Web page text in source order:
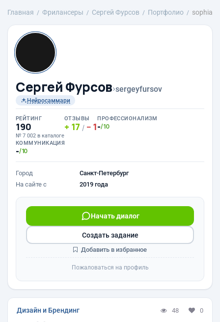
Главная Фрилансеры Сергей Фурсов Портфолио sophia
Сергей Фурсов›sergeyfursov
Нейросаммари
РЕЙТИНГ
190
№ 7 002 в каталоге
ОТЗЫВЫ
17 / 1
ПРОФЕССИОНАЛИЗМ
-/10
КОММУНИКАЦИЯ
-/10
Город
Санкт-Петербург
На сайте с
2019 года
Начать диалог
Создать задание
Добавить в избранное
Пожаловаться на профиль
Дизайн и Брендинг 48 0